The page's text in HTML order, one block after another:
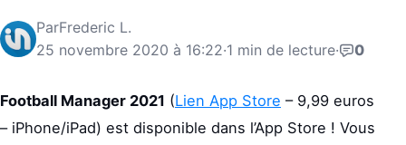
ParFrederic L.
25 novembre 2020 à 16:22·1 min de lecture· 0
Football Manager 2021 (Lien App Store – 9,99 euros
– iPhone/iPad) est disponible dans l’App Store ! Vous